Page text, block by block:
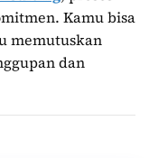
Kamu bisa
memutuskan
dan